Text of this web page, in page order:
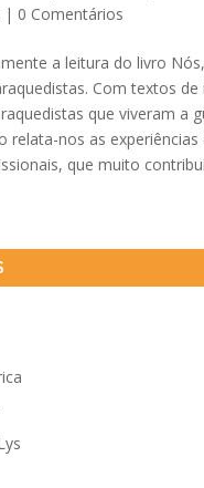
| 0 Comentários
a leitura do livro Nós,
Com textos de
que viveram a
relata-nos as experiências
que muito